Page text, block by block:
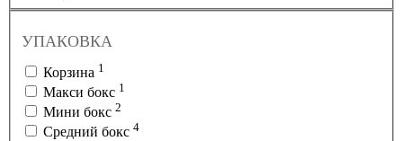
УПАКОВКА
Корзина 1
Макси бокс 1
Мини бокс 2
Средний бокс 4